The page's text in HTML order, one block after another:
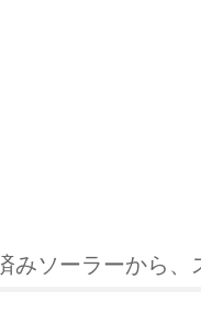
みソーラーから、